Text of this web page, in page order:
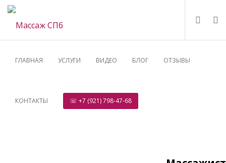
ГЛАВНАЯ УСЛУГИ ВИДЕО БЛОГ ОТЗЫВЫ
КОНТАКТЫ ☏ +7 (921) 798-47-68